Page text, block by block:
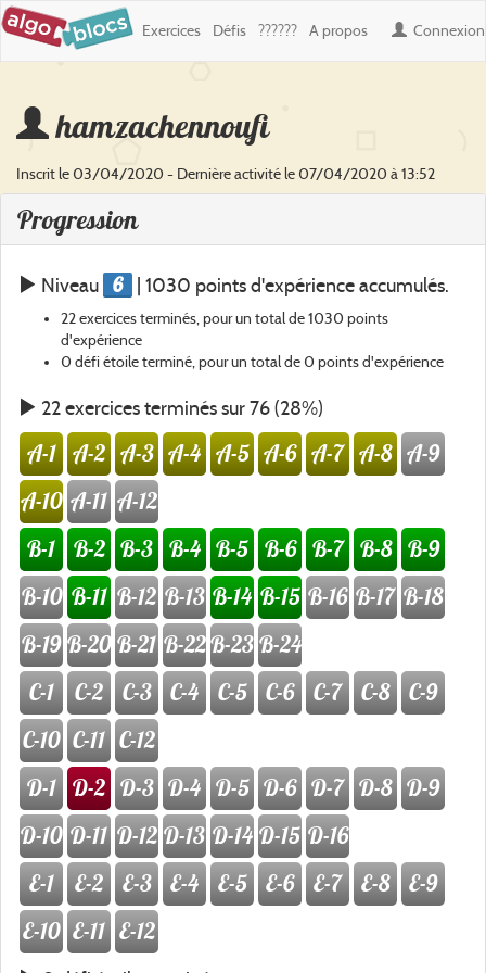
Connexion
Exercices Défis ?????? A propos
hamzachennoufi
Inscrit le 03/04/2020 - Dernière activité le 07/04/2020 à 13:52
Progression
Niveau 6 | 1030 points d'expérience accumulés.
22 exercices terminés, pour un total de 1030 points
d'expérience
0 défi étoile terminé, pour un total de 0 points d'expérience
22 exercices terminés sur 76 (28%)
A-1 A-2 A-3 A-4 A-5 A-6 A-7 A-8 A-9
A-10 A-11 A-12
B-1
B-2 B-3 B-4 B-5 B-6 B-7 B-8 B-9
B-10 B-11 B-12 B-13 B-14 B-15 B-16 B-17 B-18
B-19 B-20 B-21 B-22B-23B-24
C-1
C-2 C-3 C-4 C-5 C-6 C-7 C-8
C-9
C-10 C-11 C-12
D-1 D-2 D-3 D-4 D-5 D-6 D-7 D-8 D-9
D-10 D-11 D-12 D-13 D-14 D-15 D-16
E-1
E-2 E-3 E-4 E-5 E-6 E-7 E-8
E-9
E-10 E-11 E-12